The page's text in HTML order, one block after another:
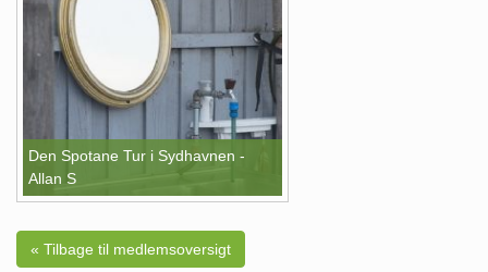
Den Spotane Tur i Sydhavnen -
Allan S
« Tilbage til medlemsoversigt